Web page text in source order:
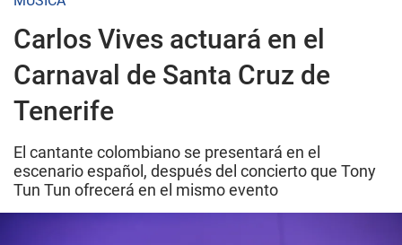
Carlos Vives actuará en el
Carnaval de Santa Cruz de
Tenerife
El cantante colombiano se presentará en el
escenario español, después del concierto que Tony
Tun Tun ofrecerá en el mismo evento